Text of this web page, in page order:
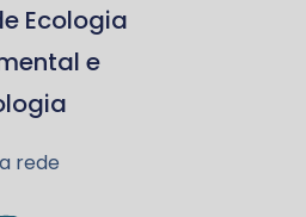
Ecologia
e
rede